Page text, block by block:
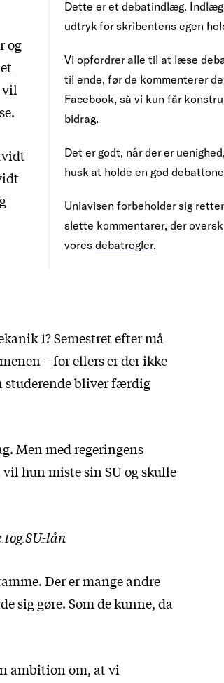
Dette er et debatindlæg.
udtryk for skribentens egen
Vi opfordrer alle til at læse
til ende, før de kommenterer
Facebook, så vi kun får
bidrag.
Det er godt, når der er
husk at holde en god
Uniavisen forbeholder sig
slette kommentarer, der
vores debatregler.
og
vil
1? Semestret efter må
– for ellers er der ikke
studerende bliver færdig
Men med regeringens
hun miste sin SU og skulle
tog SU-lån
Der er mange andre
sig gøre. Som de kunne, da
ambition om, at vi